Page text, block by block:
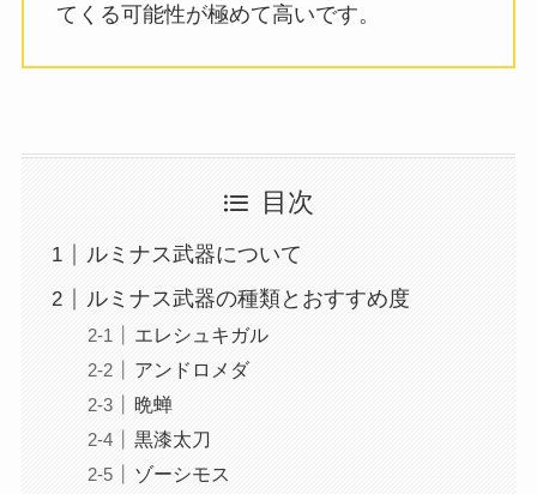
てくる可能性が極めて高いです。
目次
ルミナス武器について
ルミナス武器の種類とおすすめ度
エレシュキガル
アンドロメダ
晩蝉
黒漆太刀
ゾーシモス